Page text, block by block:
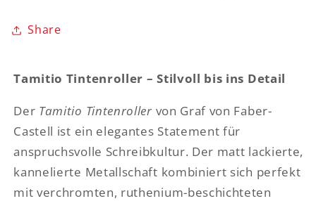
Share
Tamitio Tintenroller – Stilvoll bis ins Detail
Der Tamitio Tintenroller von Graf von Faber-
Castell ist ein elegantes Statement für
anspruchsvolle Schreibkultur. Der matt lackierte,
kannelierte Metallschaft kombiniert sich perfekt
mit verchromten, ruthenium-beschichteten